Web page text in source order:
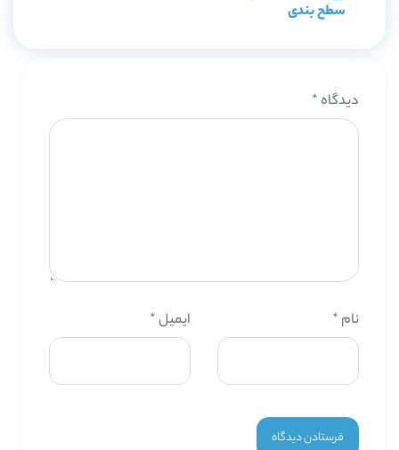
سطح بندی
دیدگاه *
نام * ایمیل*